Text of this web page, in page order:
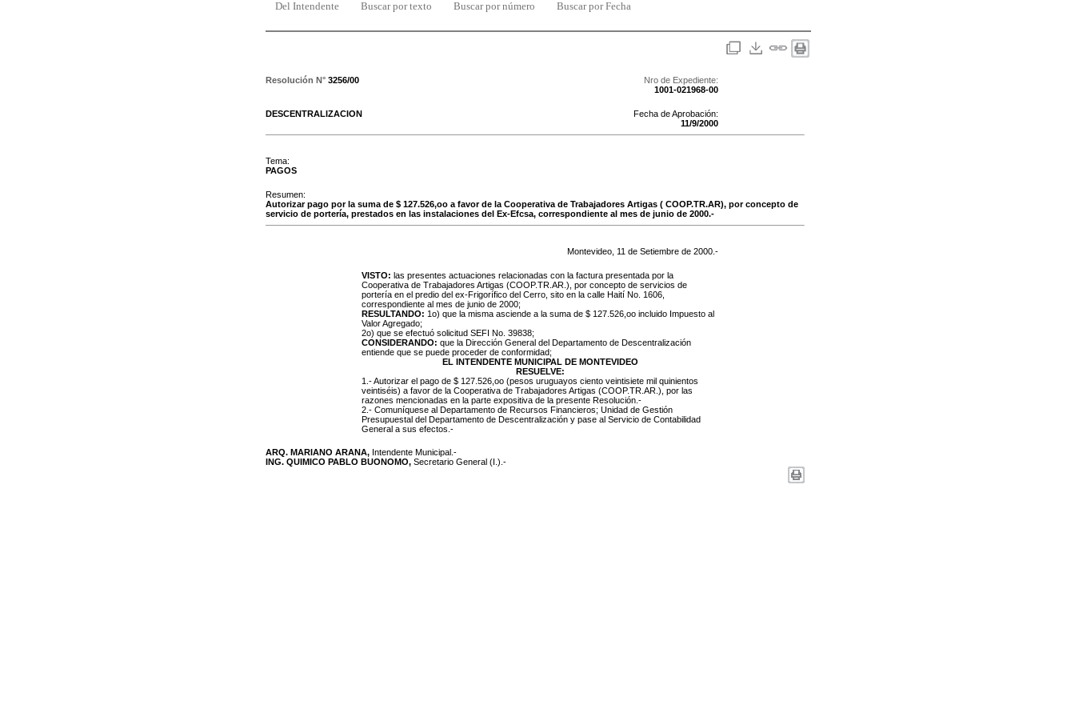
Del Intendente Buscar por texto Buscar por número Buscar por Fecha
Resolución N° 3256/00
Nro de Expediente:
1001-021968-00
DESCENTRALIZACION
Fecha de Aprobación:
11/9/2000
Tema:
PAGOS
Resumen:
Autorizar pago por la suma de $ 127.526,oo a favor de la Cooperativa de Trabajadores Artigas ( COOP.TR.AR), por concepto de
servicio de portería, prestados en las instalaciones del Ex-Efcsa, correspondiente al mes de junio de 2000.-
Montevideo, 11 de Setiembre de 2000 .-
VISTO: las presentes actuaciones relacionadas con la factura presentada por la
Cooperativa de Trabajadores Artigas (COOP.TR.AR.), por concepto de servicios de
portería en el predio del ex-Frigorífico del Cerro, sito en la calle Haití No. 1606,
correspondiente al mes de junio de 2000;
RESULTANDO: 1o) que la misma asciende a la suma de $ 127.526,oo incluido Impuesto al
Valor Agregado;
2o) que se efectuó solicitud SEFI No. 39838;
CONSIDERANDO: que la Dirección General del Departamento de Descentralización
entiende que se puede proceder de conformidad;
EL INTENDENTE MUNICIPAL DE MONTEVIDEO
RESUELVE:
1.- Autorizar el pago de $ 127.526,oo (pesos uruguayos ciento veintisiete mil quinientos
veintiséis) a favor de la Cooperativa de Trabajadores Artigas (COOP.TR.AR.), por las
razones mencionadas en la parte expositiva de la presente Resolución.-
2.- Comuníquese al Departamento de Recursos Financieros; Unidad de Gestión
Presupuestal del Departamento de Descentralización y pase al Servicio de Contabilidad
General a sus efectos.-
ARQ. MARIANO ARANA, Intendente Municipal.-
ING. QUIMICO PABLO BUONOMO, Secretario General (I.).-